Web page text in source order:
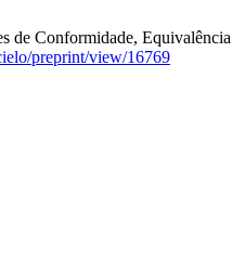
de Conformidade,
preprint/view/16769